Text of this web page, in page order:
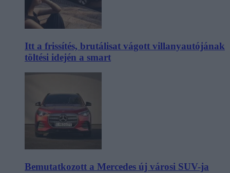
Itt a frissítés, brutálisat vágott villanyautójának
töltési idején a smart
Bemutatkozott a Mercedes új városi SUV-ja